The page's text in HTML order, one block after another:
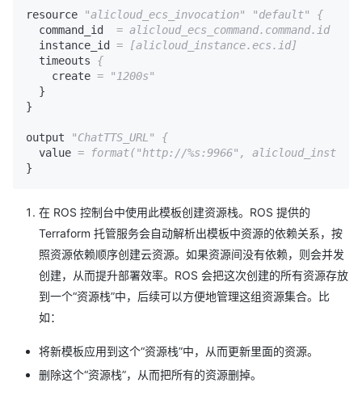
resource "alicloud_ecs_invocation" "default"
{
  command_id
= alicloud_ecs_command.command.id
  instance_id
= [alicloud_instance.ecs.id]
  timeouts
{
    create
=
"1200s"
  }
}
output "ChatTTS_URL"
{
  value
= format("http://%s:9966" ,
}
在 ROS 控制台中使用此模板创建资源栈。ROS 提供的
Terraform 托管服务会自动解析出模板中资源的依赖关系，按
照资源依赖顺序创建云资源。如果资源间没有依赖，则会并发
创建，从而提升部署效率。ROS 会把这次创建的所有资源存放
到一个“资源栈”中，后续可以方便地管理这组资源集合。比
如：
将新模板应用到这个“资源栈”中，从而更新里面的资源。
删除这个“资源栈”，从而把所有的资源删掉。